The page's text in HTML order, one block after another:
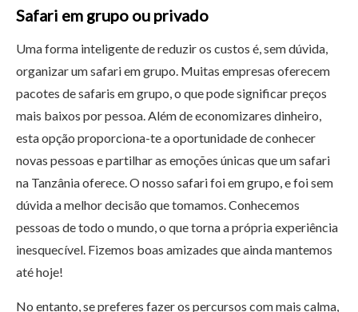
Safari em grupo ou privado
Uma forma inteligente de reduzir os custos é, sem dúvida,
organizar um safari em grupo. Muitas empresas oferecem
pacotes de safaris em grupo, o que pode significar preços
mais baixos por pessoa. Além de economizares dinheiro,
esta opção proporciona-te a oportunidade de conhecer
novas pessoas e partilhar as emoções únicas que um safari
na Tanzânia oferece. O nosso safari foi em grupo, e foi sem
dúvida a melhor decisão que tomamos. Conhecemos
pessoas de todo o mundo, o que torna a própria experiência
inesquecível. Fizemos boas amizades que ainda mantemos
até hoje!
No entanto, se preferes fazer os percursos com mais calma,